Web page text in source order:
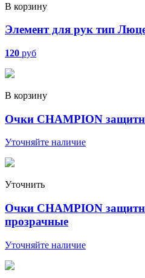
В корзину
Элемент для рук тип
120 руб
В корзину
Очки CHAMPION
Уточняйте наличие
Уточнить
Очки CHAMPION
прозрачные
Уточняйте наличие